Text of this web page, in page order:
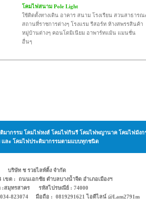
โคมไฟสนาม Pole Light
ใช้ติดตั้งทางเดิน อาคาร สนาม โรงเรียน สวนสาธารณ
สถานที่ราชการต่างๆ โรงแรม รีสอร์ท ห้างสพรรสินค้า
หมู่บ้านต่างๆ คอนโดมิเนียม อาพาร์ทแม้น แมนชั่น
อื่นๆ
ากรรม โคมไฟหงส์ โคมไฟกินรี โคมไฟพญานาค โคมไฟมัง
และ โคมไฟประติมากรรมตามแบบทุกชนิด
บริษัท ช รวยไลท์ติ้ง จำกัด
เขต : ถนนเอกชัย ตำบลบางน้ำจืด อำเภอเมืองฯ
:สมุทรสาคร รหัสไปรษณีย์ : 74000
034-823074 มือถือ : 0819291621 ไอดีไลน์ @Lam2791m